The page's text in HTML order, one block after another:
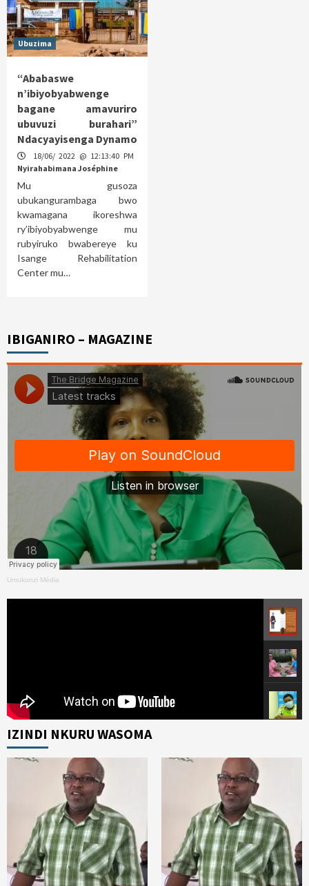
Ubuzima
“Ababaswe
n’ibiyobyabwenge
bagane amavuriro
ubuvuzi burahari”
Ndacyayisenga Dynamo
18/06/ 2022 @ 12:13:40 PM
Nyirahabimana Joséphine
Mu gusoza
ubukangurambaga bwo
kwamagana ikoreshwa
ry’ibiyobyabwenge mu
rubyiruko bwabereye ku
Isange Rehabilitation
Center mu…
IBIGANIRO – MAGAZINE
Umukunzi Média
IZINDI NKURU WASOMA